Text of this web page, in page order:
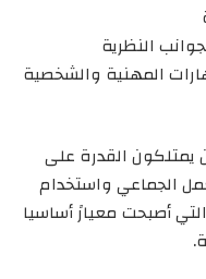
النظرية
المهنية والشخصية
يمتلكون القدرة على
الجماعي واستخدام
أصبحت معيارً أساسيا